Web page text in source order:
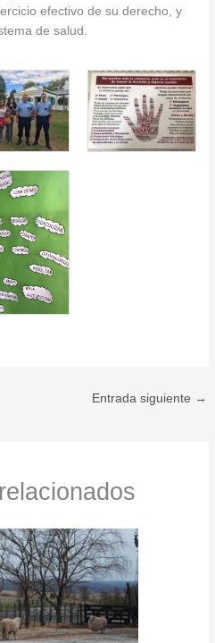
efectivo de su derecho, y
de salud.
Entrada siguiente →